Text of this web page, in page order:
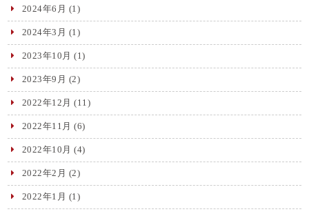
2024年6月 (1)
2024年3月 (1)
2023年10月 (1)
2023年9月 (2)
2022年12月 (11)
2022年11月 (6)
2022年10月 (4)
2022年2月 (2)
2022年1月 (1)